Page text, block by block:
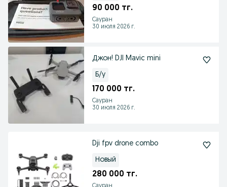
90 000 тг.
Сауран
30 июля 2026 г.
Джон! DJI Mavic mini
Б/у
170 000 тг.
Сауран
30 июля 2026 г.
Dji fpv drone combo
Новый
280 000 тг.